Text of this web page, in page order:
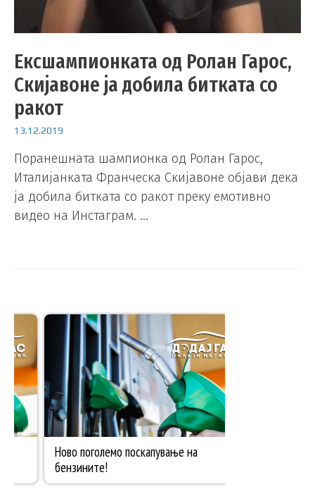
Ексшампионката од Ролан Гарос,
Скијавоне ја добила битката со
ракот
13.12.2019
Поранешната шампионка од Ролан Гарос,
Италијанката Франческа Скијавоне објави дека
ја добила битката со ракот преку емотивно
видео на Инстаграм. …